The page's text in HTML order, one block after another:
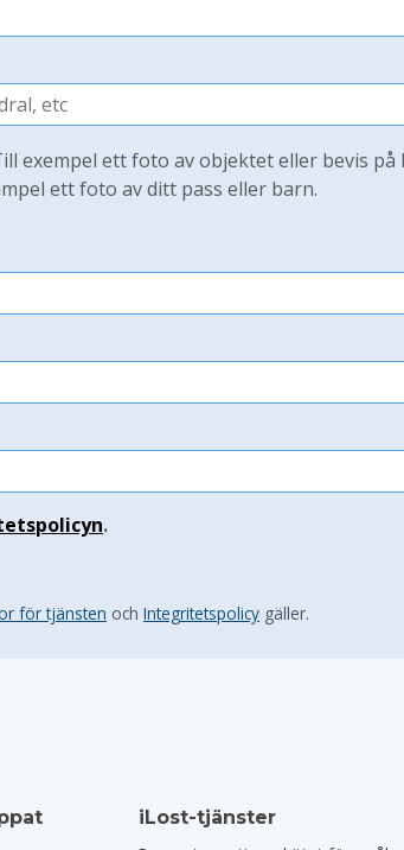
exempel ett foto av objektet eller bevis på
ett foto av ditt pass eller barn.
.
för tjänsten och Integritetspolicy gäller.
iLost-tjänster